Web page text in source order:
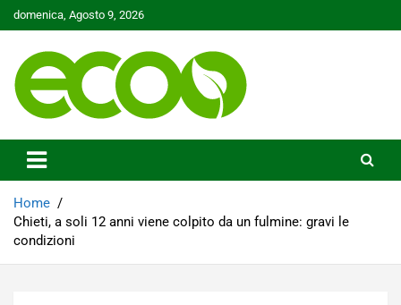
Skip
to
domenica, Agosto 9, 2026
Ecoo.it
Home
Chieti, a soli 12 anni viene colpito da un fulmine: gravi le
condizioni